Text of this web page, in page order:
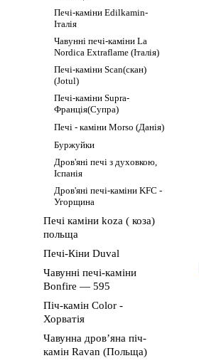
Печі-каміни Edilkamin-
Італія
Чавунні печі-каміни La
Nordica Extraflame (Італія)
Печі-каміни Scan(скан)
(Jotul)
Печі-каміни Supra-
Франція(Супра)
Печі - каміни Morso (Данія)
Буржуйки
Дров'яні печі з духовкою,
Іспанія
Дров'яні печі-каміни KFC -
Угорщина
Печі каміни koza ( коза)
польща
Печі-Кіни Duval
Чавунні печі-каміни
Bonfire — 595
Піч-камін Color -
Хорватія
Чавунна дров’яна піч-
камін Ravan (Польща)